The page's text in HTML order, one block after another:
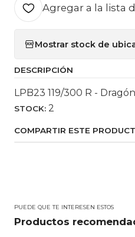
Agregar a la lista
Mostrar stock de
DESCRIPCIÓN
LPB23 119/300 R -
STOCK: 2
COMPARTIR ESTE
PUEDE QUE TE INTERESEN ESTOS
Productos